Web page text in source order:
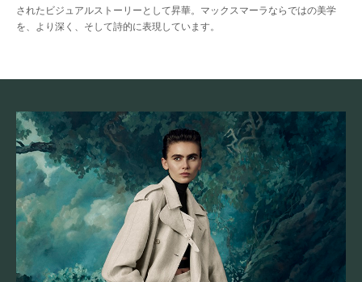
されたビジュアルストーリーとして昇華。マックスマーラならではの美学
を、より深く、そして詩的に表現しています。